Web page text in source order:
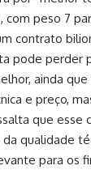
com peso 7
contrato
pode perder
ainda que
e preço,
que esse
qualidade
para os